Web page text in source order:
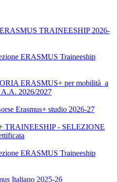
TRAINEESHIP 2026-
ERASMUS Traineeship
ERASMUS+ per mobilità a
2026/2027
Erasmus+ studio 2026-27
TRAINEESHIP - SELEZIONE
ERASMUS Traineeship
Italiano 2025-26